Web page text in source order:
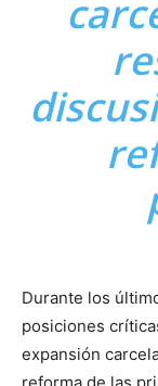
Durante los
posiciones
expansión